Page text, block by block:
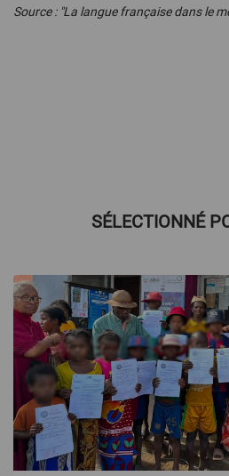
Source : "La langue française dans le
SÉLECTIONNÉ